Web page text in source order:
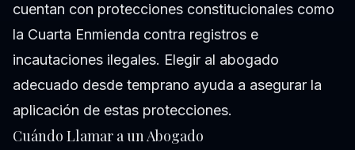
cuentan con protecciones constitucionales como
la Cuarta Enmienda contra registros e
incautaciones ilegales. Elegir al abogado
adecuado desde temprano ayuda a asegurar la
aplicación de estas protecciones.
Cuándo Llamar a un Abogado